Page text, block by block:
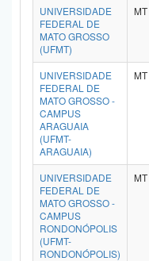
UNIVERSIDADE
FEDERAL DE
MATO GROSSO
(UFMT)
MT
UNIVERSIDADE
FEDERAL DE
MATO GROSSO -
CAMPUS
ARAGUAIA
(UFMT-
ARAGUAIA)
MT
UNIVERSIDADE
FEDERAL DE
MATO GROSSO -
CAMPUS
RONDONÓPOLIS
(UFMT-
RONDONÓPOLIS)
MT